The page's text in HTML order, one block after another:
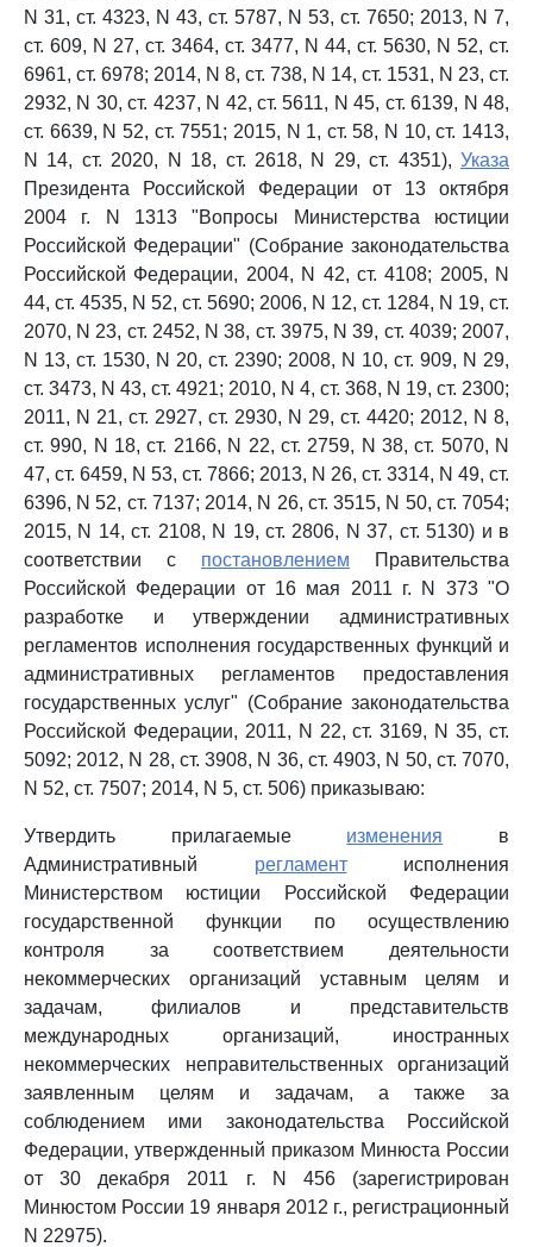
N 31, ст. 4323, N 43, ст. 5787, N 53, ст. 7650; 2013, N 7,
ст. 609, N 27, ст. 3464, ст. 3477, N 44, ст. 5630, N 52, ст.
6961, ст. 6978; 2014, N 8, ст. 738, N 14, ст. 1531, N 23, ст.
2932, N 30, ст. 4237, N 42, ст. 5611, N 45, ст. 6139, N 48,
ст. 6639, N 52, ст. 7551; 2015, N 1, ст. 58, N 10, ст. 1413,
N 14, ст. 2020, N 18, ст. 2618, N 29, ст. 4351), Указа
Президента Российской Федерации от 13 октября
2004 г. N 1313 "Вопросы Министерства юстиции
Российской Федерации" (Собрание законодательства
Российской Федерации, 2004, N 42, ст. 4108; 2005, N
44, ст. 4535, N 52, ст. 5690; 2006, N 12, ст. 1284, N 19, ст.
2070, N 23, ст. 2452, N 38, ст. 3975, N 39, ст. 4039; 2007,
N 13, ст. 1530, N 20, ст. 2390; 2008, N 10, ст. 909, N 29,
ст. 3473, N 43, ст. 4921; 2010, N 4, ст. 368, N 19, ст. 2300;
2011, N 21, ст. 2927, ст. 2930, N 29, ст. 4420; 2012, N 8,
ст. 990, N 18, ст. 2166, N 22, ст. 2759, N 38, ст. 5070, N
47, ст. 6459, N 53, ст. 7866; 2013, N 26, ст. 3314, N 49, ст.
6396, N 52, ст. 7137; 2014, N 26, ст. 3515, N 50, ст. 7054;
2015, N 14, ст. 2108, N 19, ст. 2806, N 37, ст. 5130) и в
соответствии с постановлением Правительства
Российской Федерации от 16 мая 2011 г. N 373 "О
разработке и утверждении административных
регламентов исполнения государственных функций и
административных регламентов предоставления
государственных услуг" (Собрание законодательства
Российской Федерации, 2011, N 22, ст. 3169, N 35, ст.
5092; 2012, N 28, ст. 3908, N 36, ст. 4903, N 50, ст. 7070,
N 52, ст. 7507; 2014, N 5, ст. 506) приказываю:
Утвердить прилагаемые изменения в
Административный регламентисполнения
Министерством юстиции Российской Федерации
государственной функции по осуществлению
контроля за соответствием деятельности
некоммерческих организаций уставным целям и
задачам, филиалов и представительств
международных организаций, иностранных
некоммерческих неправительственных организаций
заявленным целям и задачам, а также за
соблюдением ими законодательства Российской
Федерации, утвержденный приказом Минюста России
от 30 декабря 2011 г. N 456 (зарегистрирован
Минюстом России 19 января 2012 г., регистрационный
N 22975).